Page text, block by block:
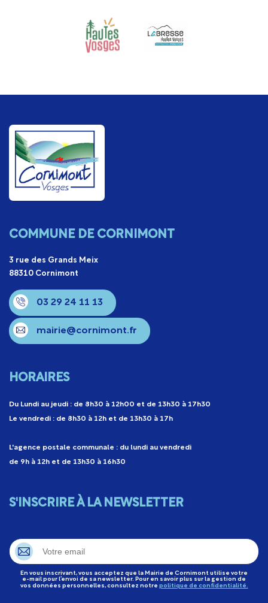
COMMUNE DE CORNIMONT
3 rue des Grands Meix
88310 Cornimont
03 29 24 11 13
mairie@cornimont.fr
HORAIRES
Du Lundi au jeudi : de 8h30 à 12h00 et de 13h30 à 17h30
Le vendredi : de 8h30 à 12h et de 13h30 à 17h
L'agence postale communale : du lundi au vendredi
de 9h à 12h et de 13h30 à 16h30
S'INSCRIRE À LA NEWSLETTER
En vous inscrivant, vous acceptez que la Mairie de Cornimont utilise votre
e-mail pour l’envoi de sa newsletter. Pour en savoir plus sur la gestion de
vos données personnelles, consultez notre politique de confidentialité.